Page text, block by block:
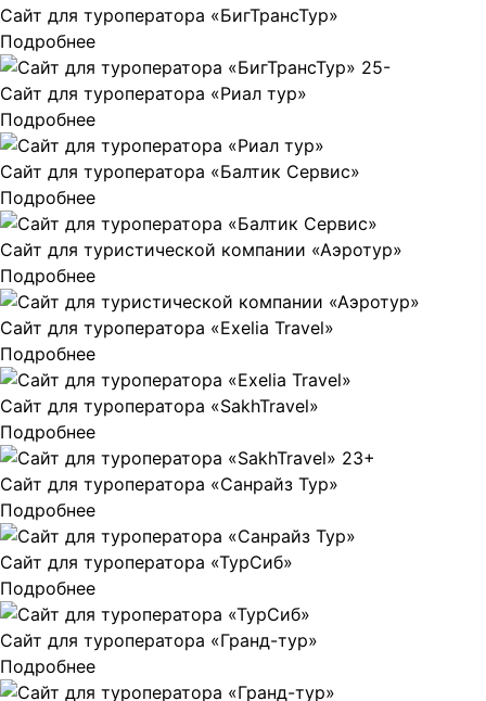
Сайт для туроператора «БигТрансТур»
Подробнее
Сайт для туроператора «Риал тур»
Подробнее
Сайт для туроператора «Балтик Сервис»
Подробнее
Сайт для туристической компании «Аэротур»
Подробнее
Сайт для туроператора «Exelia Travel»
Подробнее
Сайт для туроператора «SakhTravel»
Подробнее
Сайт для туроператора «Санрайз Тур»
Подробнее
Сайт для туроператора «ТурСиб»
Подробнее
Сайт для туроператора «Гранд-тур»
Подробнее